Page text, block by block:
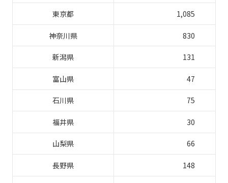
東京都 1,085
神奈川県 830
新潟県 131
富山県 47
石川県 75
福井県 30
山梨県 66
長野県 148